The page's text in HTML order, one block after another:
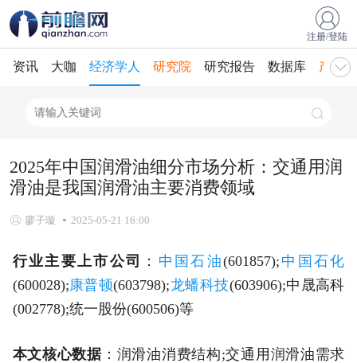
注册/登陆
资讯 大咖 经济学人 研究院 研究报告 数据库 产业
2025年中国润滑油细分市场分析：交通用润
滑油是我国润滑油主要消费领域
廖子璇 2025-05-21 16:00
行业主要上市公司 ： 中国石油(601857); 中国石化
(600028);康普顿(603798);龙蟠科技(603906);中晟高科
(002778);统一股份(600506)等
本文核心数据：润滑油消费结构;交通用润滑油需求